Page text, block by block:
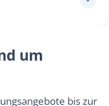
um
bis zur